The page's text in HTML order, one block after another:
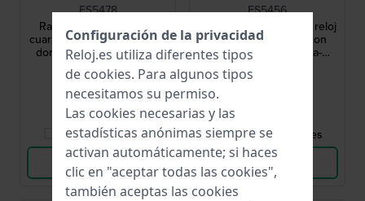
ES5478
Raquel 23 mm Reloj de
cuarzo rectangular en tono
dorado con brazalete de
eslabones
219,00 €
● En stock
Comparar Relojes
Ver Producto
ES5456
Sloan 25 mm Elegante reloj
ovalado para mujer con
esfera MOP y correa-
pulsera
219,00 €
Comparar Relojes
Ver Producto
Configuración de la privacidad
Reloj.es utiliza diferentes tipos
de cookies. Para algunos tipos
necesitamos su permiso.
Las cookies necesarias y las
estadísticas anónimas siempre se
activan automáticamente; si haces
clic en "aceptar todas las cookies",
también aceptas las cookies